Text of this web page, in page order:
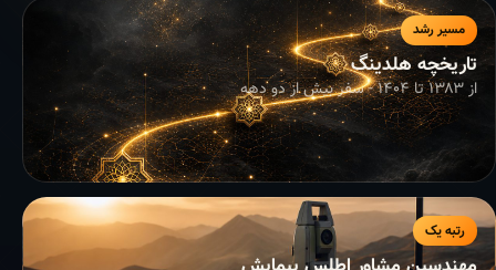
مسیر رشد
تاریخچه هلدینگ
از ۱۳۸۳ تا ۱۴۰۴ - سفر بیش از دو دهه
رتبه یک